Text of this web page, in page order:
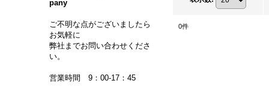
pany
ご不明な点がございましたら
お気軽に
弊社までお問い合わせくださ
い。
営業時間 9：00-17：45
0件